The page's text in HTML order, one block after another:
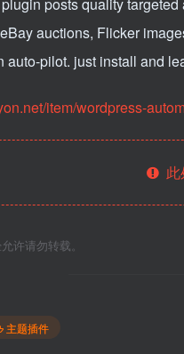
posts quality
auctions, Flicker
pilot. just install and
item/wordpress-
许请勿转载。
主题插件